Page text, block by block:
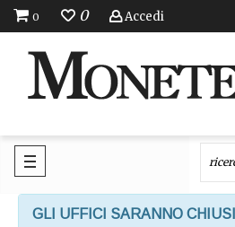
0 0 Accedi
GLI UFFICI SARANNO